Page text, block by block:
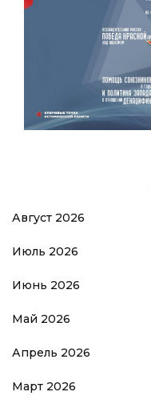
Август 2026
Июль 2026
Июнь 2026
Май 2026
Апрель 2026
Март 2026